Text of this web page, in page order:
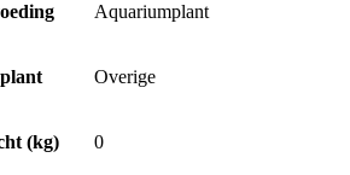
Aquariumplant
Overige
(kg) 0